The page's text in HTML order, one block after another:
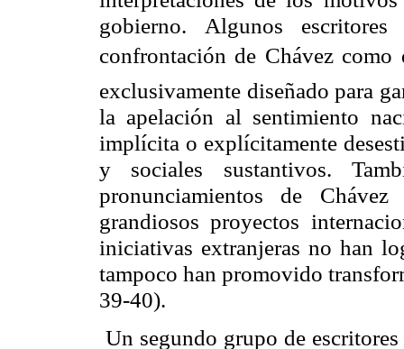
gobierno. Algunos
confrontación de Chávez como
exclusivamente diseñado para
la apelación al sentimiento
implícita o explícitamente
y sociales sustantivos.
pronunciamientos de
grandiosos proyectos
iniciativas extranjeras no han
tampoco han promovido
39-40).
Un segundo grupo de